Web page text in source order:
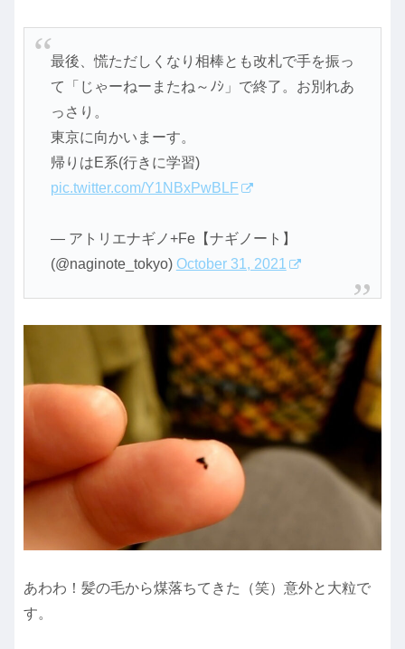
最後、慌ただしくなり相棒とも改札で手を振っ
て「じゃーねーまたね～ﾉｼ」で終了。お別れあ
っさり。
東京に向かいまーす。
帰りはE系(行きに学習)
pic.twitter.com/Y1NBxPwBLF
— アトリエナギノ+Fe【ナギノート】
(@naginote_tokyo) October 31, 2021
あわわ！髪の毛から煤落ちてきた（笑）意外と大粒で
す。